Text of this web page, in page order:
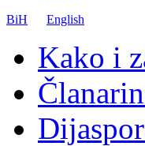
BiH
English
Kako i